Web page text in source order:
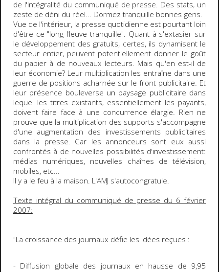
de l'intégralité du communiqué de presse. Des stats, un
zeste de déni du réel... Dormez tranquille bonnes gens.
Vue de l'intérieur, la presse quotidienne est pourtant loin
d'être ce "long fleuve tranquille". Quant à s'extasier sur
le développement des gratuits, certes, ils dynamisent le
secteur entier, peuvent potentiellement donner le goût
du papier à de nouveaux lecteurs. Mais qu'en est-il de
leur économie? Leur multiplication les entraîne dans une
guerre de positions acharnée sur le front publicitaire. Et
leur présence bouleverse un paysage publicitaire dans
lequel les titres existants, essentiellement les payants,
doivent faire face à une concurrence élargie. Rien ne
prouve que la multiplication des supports s'accompagne
d'une augmentation des investissements publicitaires
dans la presse. Car les annonceurs sont eux aussi
confrontés à de nouvelles possibilités d'investissement:
médias numériques, nouvelles chaînes de télévision,
mobiles, etc...
Il y a le feu à la maison. L'AMJ s'autocongratule.
Texte intégral du communiqué de presse du 6 février
2007:
"La croissance des journaux défie les idées reçues :
- Diffusion globale des journaux en hausse de 9,95